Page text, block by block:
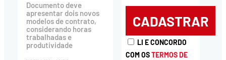
Documento deve
apresentar dois novos
modelos de contrato,
considerando horas
trabalhadas e
produtividade
LI E CONCORDO
COM OSTERMOS DE